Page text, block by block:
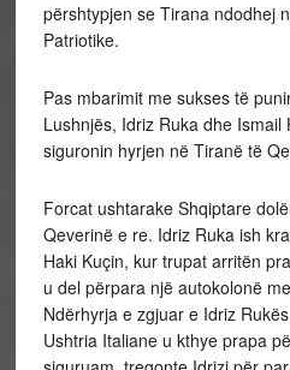
përshtypjen se Tirana ndodhej
Patriotike.
Pas mbarimit me sukses të
Lushnjës, Idriz Ruka dhe
siguronin hyrjen në Tiranë të
Forcat ushtarake Shqiptare
Qeverinë e re. Idriz Ruka ish
Haki Kuçin, kur trupat arritën
u del përpara një autokolonë
Ndërhyrja e zgjuar e Idriz
Ushtria Italiane u kthye prapa